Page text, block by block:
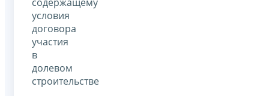
условия
договора
участия
в
долевом
строительстве